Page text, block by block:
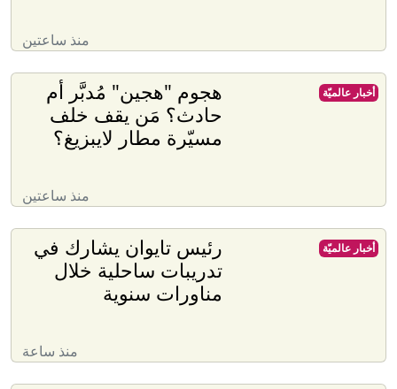
منذ ساعتين
هجوم "هجين" مُدبَّر أم
حادث؟ مَن يقف خلف
مسيّرة مطار لايبزيغ؟
منذ ساعتين
أخبار عالميّة
رئيس تايوان يشارك في
تدريبات ساحلية خلال
مناورات سنوية
منذ ساعة
أخبار عالميّة